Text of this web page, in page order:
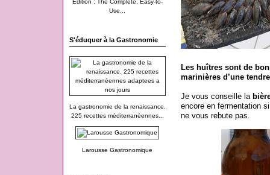
Edition : The Complete, Easy-to-
Use...
S'éduquer à la Gastronomie
La gastronomie de la renaissance.
225 recettes méditerranéennes...
Larousse Gastronomique
Les huîtres sont de
marinières d’une
Je vous conseille la
encore en fermentation
ne vous rebute pas.